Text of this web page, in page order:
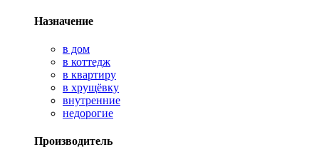
Назначение
в дом
в коттедж
в квартиру
в хрущёвку
внутренние
недорогие
Производитель